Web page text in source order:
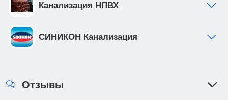
Канализация НПВХ
СИНИКОН Канализация
Отзывы